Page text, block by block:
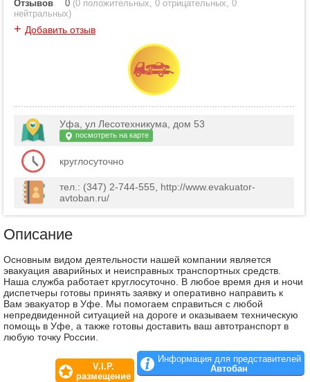
Отзывов
0 (0 положительных, 0 отрицательных, 0
нейтральных)
+ Добавить отзыв
Уфа, ул Лесотехникума, дом 53
посмотреть на карте
круглосуточно
тел.: (347) 2-744-555, http://www.evakuator-
avtoban.ru/
Описание
Основным видом деятельности нашей компании является
эвакуация аварийных и неисправных транспортных средств.
Наша служба работает круглосуточно. В любое время дня и ночи
диспетчеры готовы принять заявку и оперативно направить к
Вам эвакуатор в Уфе. Мы помогаем справиться с любой
непредвиденной ситуацией на дороге и оказываем техническую
помощь в Уфе, а также готовы доставить ваш автотранспорт в
любую точку России.
V.I.P.
размещение
Информация для представителей
Автобан